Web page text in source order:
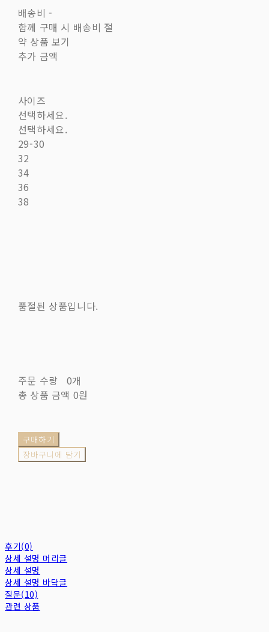
배송비 -
함께 구매 시 배송비 절
약 상품 보기
추가 금액
사이즈
선택하세요.
선택하세요.
29-30
32
34
36
38
품절된 상품입니다.
주문 수량
0개
총 상품 금액 0원
구매하기
장바구니에 담기
후기(0)
상세 설명 머리글
상세 설명
상세 설명 바닥글
질문(10)
관련 상품